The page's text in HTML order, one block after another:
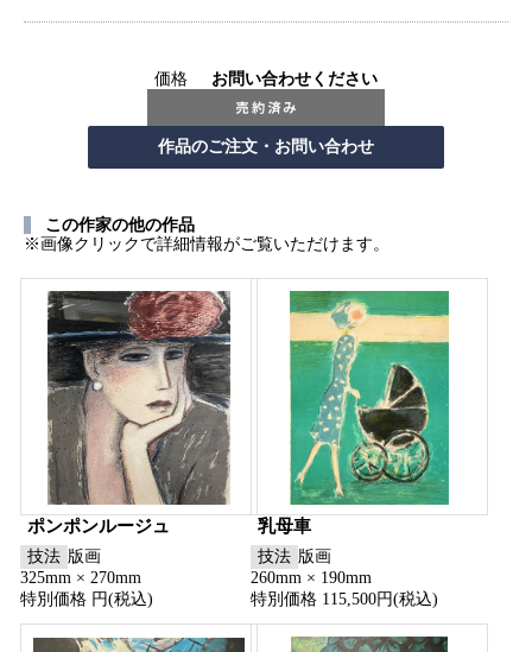
価格 お問い合わせください
この作家の他の作品
※画像クリックで詳細情報がご覧いただけます。
ポンポンルージュ
技法 版画
325mm × 270mm
特別価格 円(税込)
乳母車
技法 版画
260mm × 190mm
特別価格 115,500円(税込)